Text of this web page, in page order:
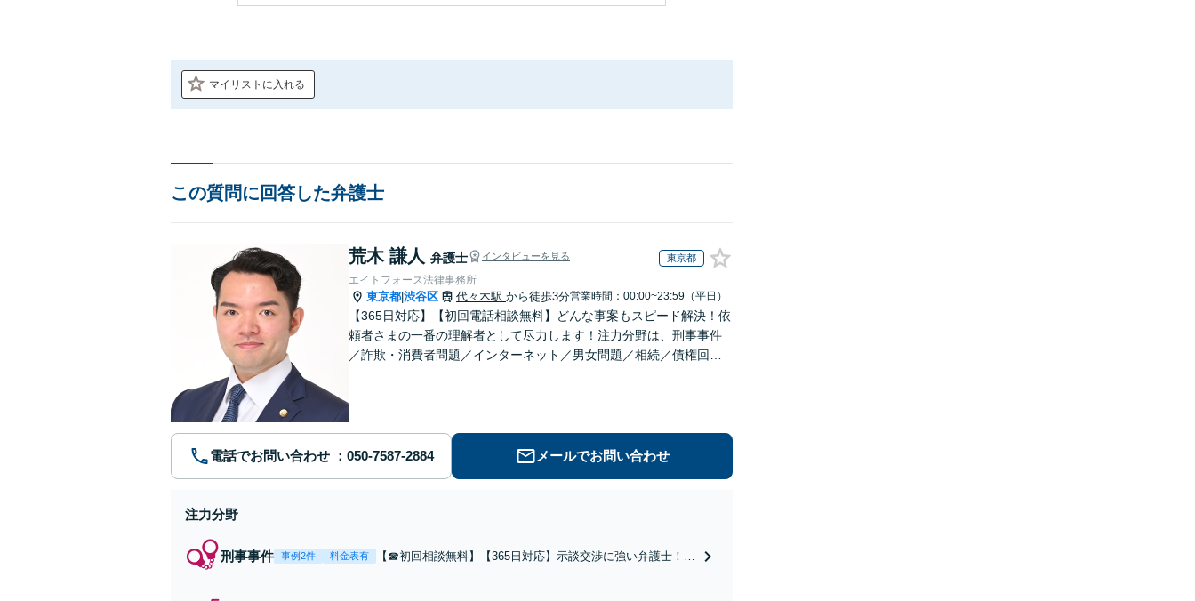
マイリストに入れる
この質問に回答した弁護士
荒木 謙人 弁護士 インタビューを見る 東京都
エイトフォース法律事務所
東京都 渋谷区 代々木駅 から徒歩3分営業時間：00:00~23:59（平日）
【365日対応】【初回電話相談無料】どんな事案もスピード解決！依
頼者さまの一番の理解者として尽力します！注力分野は、刑事事件
／詐欺・消費者問題／インターネット／男女問題／相続／債権回収
電話でお問い合わせ メールでお問い合わせ
注力分野
刑事事件 事例2件 料金表有
【☎︎初回相談無料】【365日対応】示談交渉に強い弁護士！不